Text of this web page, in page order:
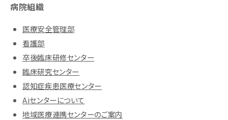
病院組織
医療安全管理部
看護部
卒後臨床研修センター
臨床研究センター
認知症疾患医療センター
Aiセンターについて
地域医療連携センターのご案内